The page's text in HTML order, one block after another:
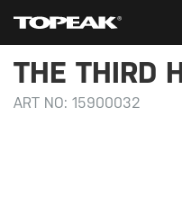
THE THIRD
ART NO: 15900032